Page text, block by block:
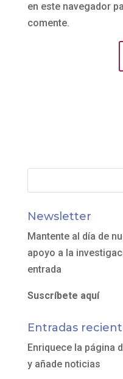
en este navegador
comente.
Newsletter
Mantente al día de
apoyo a la
entrada
Suscríbete aquí
Entradas
Enriquece la página
y añade noticias